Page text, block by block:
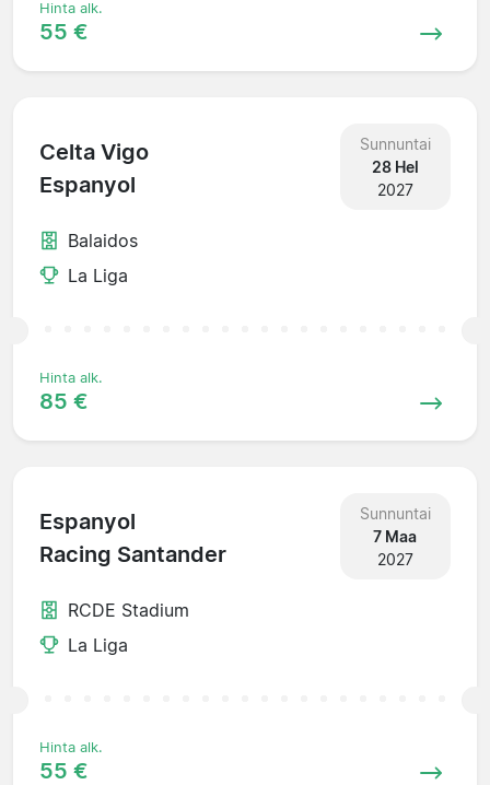
Hinta alk.
55 €
Celta Vigo
Espanyol
Sunnuntai
28 Hel
2027
Balaidos
La Liga
Hinta alk.
85 €
Espanyol
Racing Santander
Sunnuntai
7 Maa
2027
RCDE Stadium
La Liga
Hinta alk.
55 €